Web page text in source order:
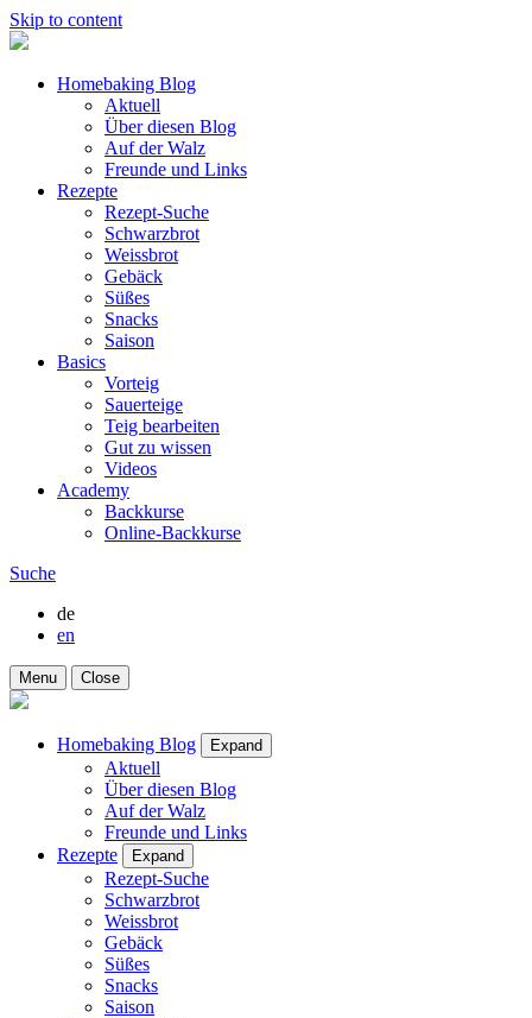
Skip to content
Homebaking Blog
Aktuell
Über diesen Blog
Auf der Walz
Freunde und Links
Rezepte
Rezept-Suche
Schwarzbrot
Weissbrot
Gebäck
Süßes
Snacks
Saison
Basics
Vorteig
Sauerteige
Teig bearbeiten
Gut zu wissen
Videos
Academy
Backkurse
Online-Backkurse
Suche
de
en
Menu Close
Homebaking Blog Expand
Aktuell
Über diesen Blog
Auf der Walz
Freunde und Links
Rezepte
Expand
Rezept-Suche
Schwarzbrot
Weissbrot
Gebäck
Süßes
Snacks
Saison